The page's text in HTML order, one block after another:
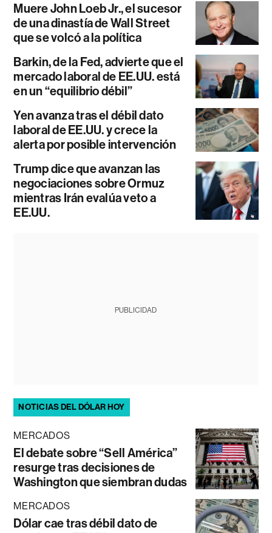
Muere John Loeb Jr., el sucesor
de una dinastía de Wall Street
que se volcó a la política
Barkin, de la Fed, advierte que el
mercado laboral de EE.UU. está
en un “equilibrio débil”
Yen avanza tras el débil dato
laboral de EE.UU. y crece la
alerta por posible intervención
Trump dice que avanzan las
negociaciones sobre Ormuz
mientras Irán evalúa veto a
EE.UU.
PUBLICIDAD
NOTICIAS DEL DÓLAR HOY
MERCADOS
El debate sobre “Sell América”
resurge tras decisiones de
Washington que siembran dudas
MERCADOS
Dólar cae tras débil dato de